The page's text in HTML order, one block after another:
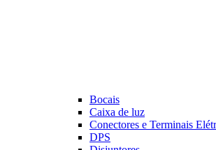
Bocais
Caixa de luz
Conectores e Terminais
DPS